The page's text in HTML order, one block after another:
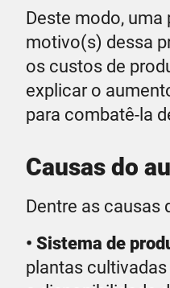
Deste modo,
motivo(s) dessa
os custos de
explicar o
para combatê-la
Causas do
Dentre as causas
• Sistema de
plantas cultivadas